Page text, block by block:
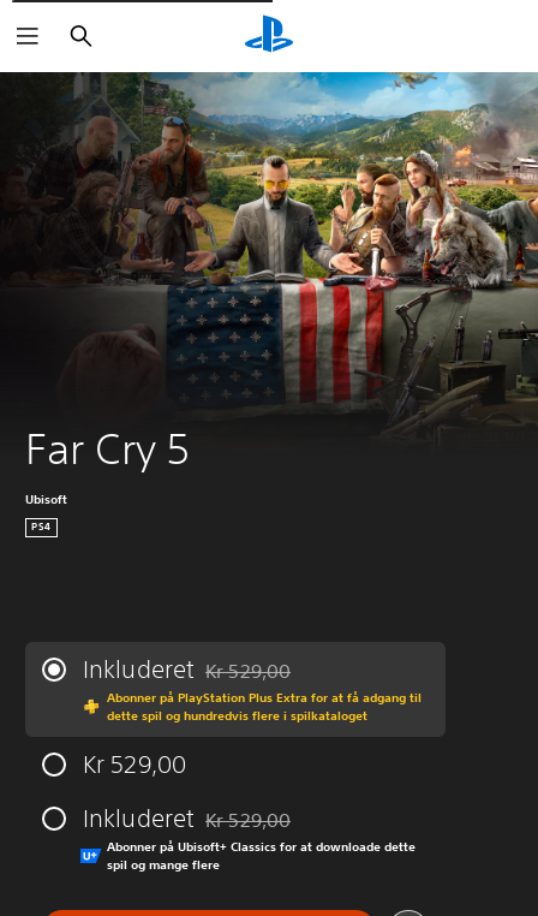
Søg
Far Cry 5
Ubisoft
PS4
Inkluderet Nedsat fra den normale pris på Kr 529,00
Kr 529,00
Abonner på PlayStation Plus Extra for at få adgang til
dette spil og hundredvis flere i spilkataloget
Kr 529,00
Inkluderet Nedsat fra den normale pris på Kr 529,00
Kr 529,00
Abonner på Ubisoft+ Classics for at downloade dette
spil og mange flere